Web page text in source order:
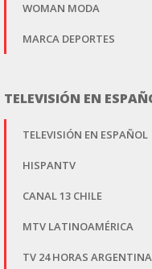
WOMAN MODA
MARCA DEPORTES
TELEVISIÓN EN
TELEVISIÓN EN ESPAÑOL
HISPANTV
CANAL 13 CHILE
MTV LATINOAMÉRICA
TV 24 HORAS ARGENTINA